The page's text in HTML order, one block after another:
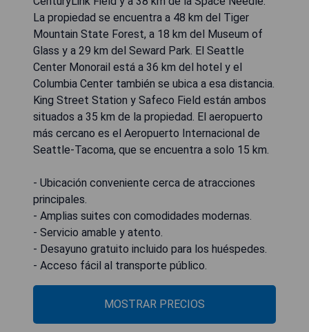
La propiedad se encuentra a 48 km del Tiger
Mountain State Forest, a 18 km del Museum of
Glass y a 29 km del Seward Park. El Seattle
Center Monorail está a 36 km del hotel y el
Columbia Center también se ubica a esa distancia.
King Street Station y Safeco Field están ambos
situados a 35 km de la propiedad. El aeropuerto
más cercano es el Aeropuerto Internacional de
Seattle-Tacoma, que se encuentra a solo 15 km.
- Ubicación conveniente cerca de atracciones
principales.
- Amplias suites con comodidades modernas.
- Servicio amable y atento.
- Desayuno gratuito incluido para los huéspedes.
- Acceso fácil al transporte público.
MOSTRAR PRECIOS